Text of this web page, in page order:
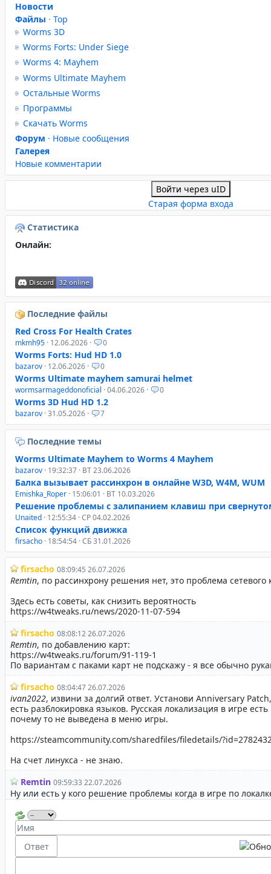
Новости
Файлы · Top
Worms 3D
Worms Forts: Under Siege
Worms 4: Mayhem
Worms Ultimate Mayhem
Остальные Worms
Программы
Скачать Worms
Форум · Новые сообщения
Галерея
Новые комментарии
Войти через uID
Старая форма входа
Статистика
Онлайн:
Последние файлы
Red Cross For Health Crates
mkmh95 · 12.06.2026 · 0
Worms Forts: Hud HD 1.0
bazarov · 12.06.2026 · 0
Worms Ultimate mayhem samurai helmet
wormsarmageddonoficial · 04.06.2026 · 0
Worms 3D Hud HD 1.2
bazarov · 31.05.2026 · 7
Последние темы
Worms Ultimate Mayhem to Worms 4 Mayhem
bazarov · 19:32:37 · ВТ 23.06.2026
Балка вызывает рассинхрон в онлайне W3D, W4M, WUM
Emishka_Roper · 15:06:01 · ВТ 10.03.2026
Решение проблемы с залипанием клавиш при
Unaited · 12:55:34 · СР 04.02.2026
Список функций движка
firsacho · 18:54:54 · СБ 31.01.2026